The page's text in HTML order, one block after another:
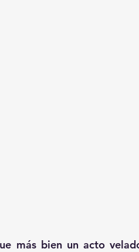
más bien un acto